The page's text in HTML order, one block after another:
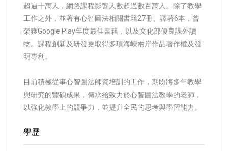
超過十萬人，網路課程影響人數超過數百萬人。除了教學
工作之外，並著有心智圖法相關書籍27冊、譯著6本，曾
榮獲Google Play年度最佳書籍，以及文化部優良課外讀
物。課程創新及研發更取得多項海峽兩岸作品著作權及發
明專利。
目前積極從事心智圖法師資培訓的工作，期盼將多年教學
與研究的豐碩成果，傳承給致力於心智圖法教學的老師，
以強化教學上的競爭力，並提升全民的思考與學習能力。
學歷